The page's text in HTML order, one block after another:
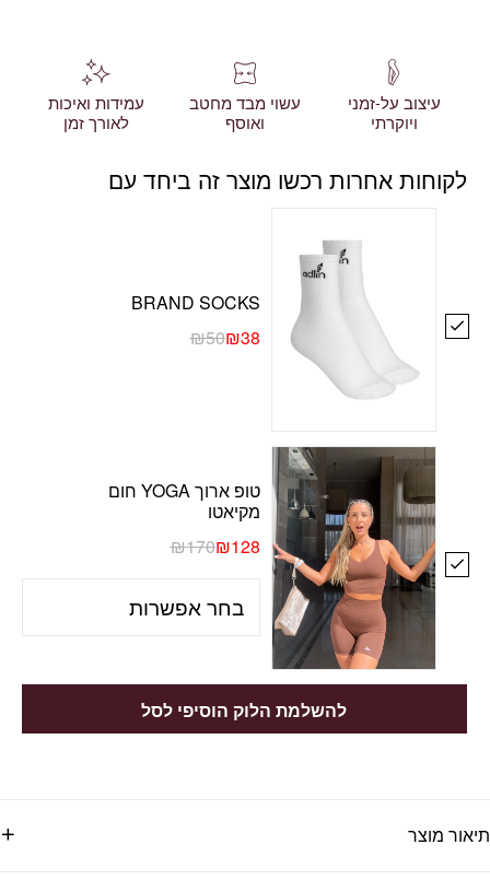
עיצוב על-זמני
ויוקרתי
עשוי מבד מחטב
ואוסף
עמידות ואיכות
לאורך זמן
לקוחות אחרות רכשו מוצר זה ביחד עם
BRAND SOCKS
₪50₪38
טופ ארוך YOGA חום
מקיאטו
₪170₪128
להשלמת הלוק הוסיפי לסל
תיאור מוצר